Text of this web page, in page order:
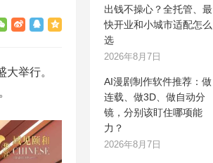
举行。
出钱不操心？全托管、最
快开业和小城市适配怎么
选
2026年8月7日
AI漫剧制作软件推荐：做
连载、做3D、做自动分
镜，分别该盯住哪项能
力？
2026年8月7日